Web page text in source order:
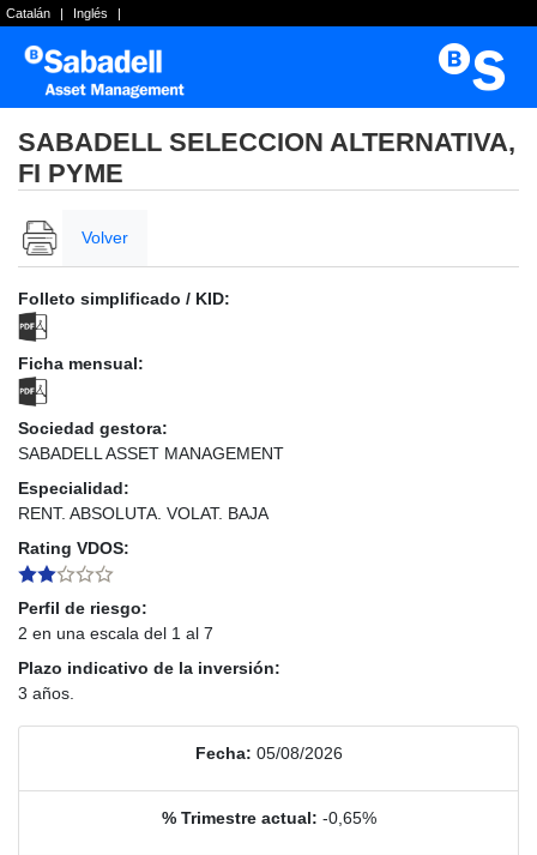
Catalán | Inglés |
SABADELL SELECCION ALTERNATIVA,
FI PYME
Volver
Folleto simplificado / KID:
Ficha mensual:
Sociedad gestora:
SABADELL ASSET MANAGEMENT
Especialidad:
RENT. ABSOLUTA. VOLAT. BAJA
Rating VDOS:
Perfil de riesgo:
2 en una escala del 1 al 7
Plazo indicativo de la inversión:
3 años.
Fecha: 05/08/2026
% Trimestre actual: -0,65%